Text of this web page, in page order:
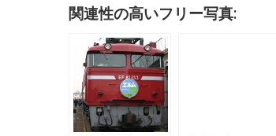
o
o
k
n
関連性の高いフリー写真: